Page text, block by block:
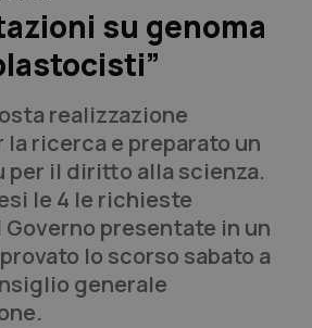
su genoma
realizzazione
la ricerca e preparato un
per il diritto alla scienza.
le 4 le richieste
presentate in un
lo scorso sabato a
generale